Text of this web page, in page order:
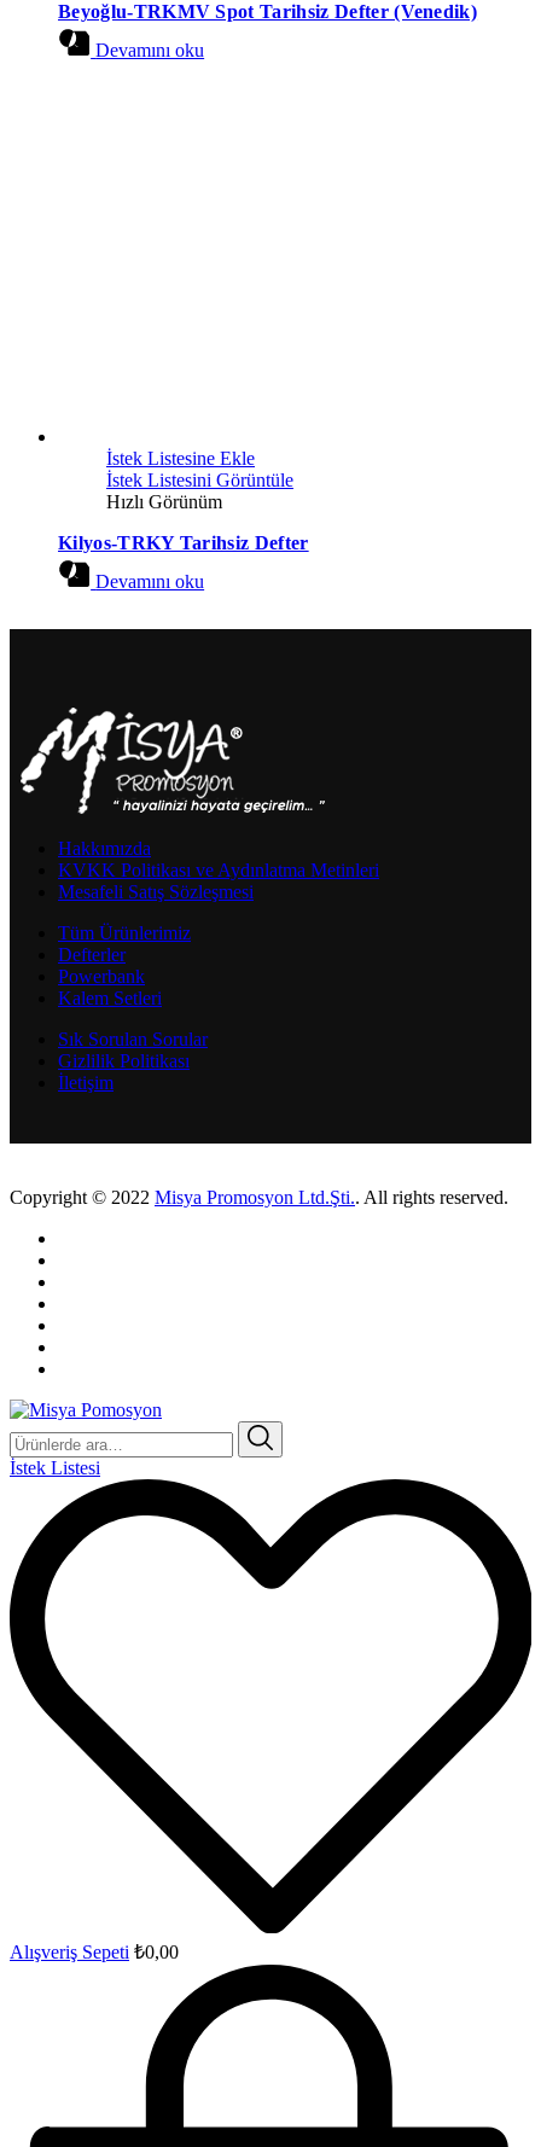
Beyoğlu-TRKMV Spot Tarihsiz Defter (Venedik)
Devamını oku
İstek Listesine Ekle
İstek Listesini Görüntüle
Hızlı Görünüm
Kilyos-TRKY Tarihsiz Defter
Devamını oku
Hakkımızda
KVKK Politikası ve Aydınlatma Metinleri
Mesafeli Satış Sözleşmesi
Tüm Ürünlerimiz
Defterler
Powerbank
Kalem Setleri
Sık Sorulan Sorular
Gizlilik Politikası
İletişim
Copyright © 2022 Misya Promosyon Ltd.Şti.. All rights reserved.
Ara:
İstek Listesi
Alışveriş Sepeti ₺0,00